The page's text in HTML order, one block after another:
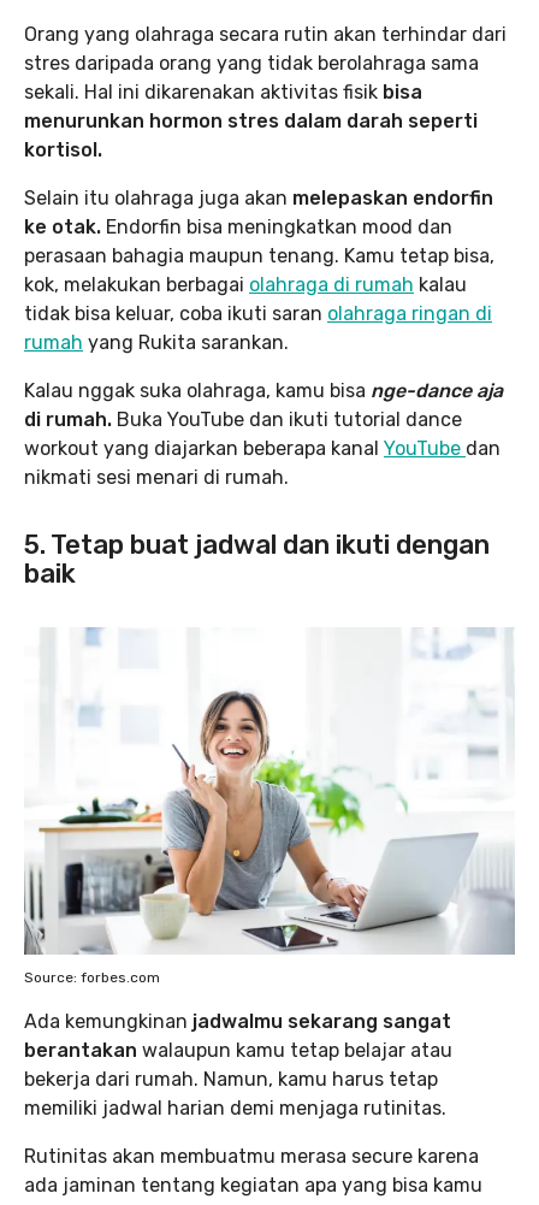
Orang yang olahraga secara rutin akan terhindar dari
stres daripada orang yang tidak berolahraga sama
sekali. Hal ini dikarenakan aktivitas fisik bisa
menurunkan hormon stres dalam darah seperti
kortisol.
Selain itu olahraga juga akan melepaskan endorfin
ke otak. Endorfin bisa meningkatkan mood dan
perasaan bahagia maupun tenang. Kamu tetap bisa,
kok, melakukan berbagai olahraga di rumah kalau
tidak bisa keluar, coba ikuti saran olahraga ringan di
rumah yang Rukita sarankan.
Kalau nggak suka olahraga, kamu bisa nge-dance aja
di rumah. Buka YouTube dan ikuti tutorial dance
workout yang diajarkan beberapa kanal YouTube dan
nikmati sesi menari di rumah.
5. Tetap buat jadwal dan ikuti dengan
baik
Source: forbes.com
Ada kemungkinan jadwalmu sekarang sangat
berantakan walaupun kamu tetap belajar atau
bekerja dari rumah. Namun, kamu harus tetap
memiliki jadwal harian demi menjaga rutinitas.
Rutinitas akan membuatmu merasa secure karena
ada jaminan tentang kegiatan apa yang bisa kamu